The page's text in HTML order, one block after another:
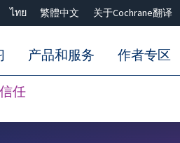
ไทย 繁體中文 关于Cochrane翻译
任
产品和服务 作者专区